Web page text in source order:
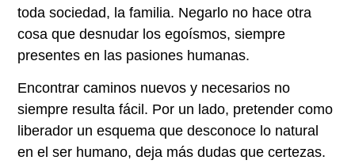
toda sociedad, la familia. Negarlo no hace otra
cosa que desnudar los egoísmos, siempre
presentes en las pasiones humanas.
Encontrar caminos nuevos y necesarios no
siempre resulta fácil. Por un lado, pretender como
liberador un esquema que desconoce lo natural
en el ser humano, deja más dudas que certezas.